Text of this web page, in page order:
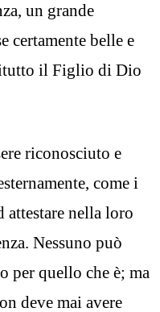
un grande
certamente belle e
il Figlio di Dio
riconosciuto e
come i
attestare nella loro
Nessuno può
per quello che è; ma
deve mai avere